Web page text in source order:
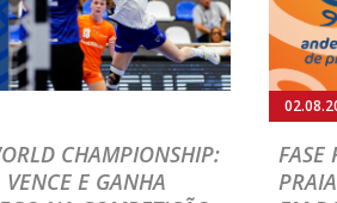
CHAMPIONSHIP:
E GANHA
FASE